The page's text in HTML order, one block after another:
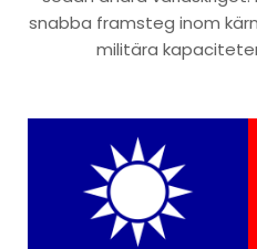
snabba framsteg inom
militära